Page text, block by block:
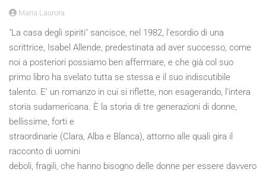
Maria Laurora
"La casa degli spiriti" sancisce, nel 1982, l’esordio di una
scrittrice, Isabel Allende, predestinata ad aver successo, come
noi a posteriori possiamo ben affermare, e che già col suo
primo libro ha svelato tutta se stessa e il suo indiscutibile
talento. E’ un romanzo in cui si riflette, non esagerando, l’intera
storia sudamericana. È la storia di tre generazioni di donne,
bellissime, forti e
straordinarie (Clara, Alba e Blanca), attorno alle quali gira il
racconto di uomini
deboli, fragili, che hanno bisogno delle donne per essere davvero